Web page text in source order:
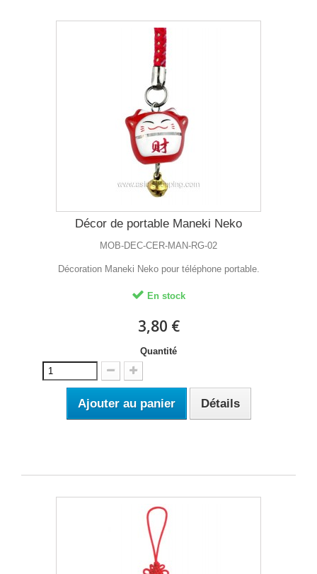
Décor de portable Maneki Neko
MOB-DEC-CER-MAN-RG-02
Décoration Maneki Neko pour téléphone portable.
En stock
3,80 €
Quantité
Ajouter au panier Détails